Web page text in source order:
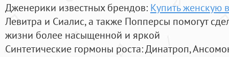
Дженерики известных брендов: Купить женскую
Левитра и Сиалис, а также Попперсы помогут
жизни более насыщенной и яркой
Синтетические гормоны роста: Динатроп,